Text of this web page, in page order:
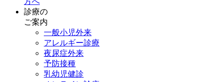
診療の
ご案内
一般小児外来
アレルギー診療
夜尿症外来
予防接種
乳幼児健診